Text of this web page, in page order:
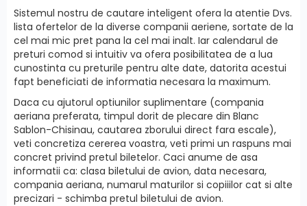
Sistemul nostru de cautare inteligent ofera la atentie Dvs.
lista ofertelor de la diverse companii aeriene, sortate de la
cel mai mic pret pana la cel mai inalt. Iar calendarul de
preturi comod si intuitiv va ofera posibilitatea de a lua
cunostinta cu preturile pentru alte date, datorita acestui
fapt beneficiati de informatia necesara la maximum.
Daca cu ajutorul optiunilor suplimentare (compania
aeriana preferata, timpul dorit de plecare din Blanc
Sablon-Chisinau, cautarea zborului direct fara escale),
veti concretiza cererea voastra, veti primi un raspuns mai
concret privind pretul biletelor. Caci anume de asa
informatii ca: clasa biletului de avion, data necesara,
compania aeriana, numarul maturilor si copiiilor cat si alte
precizari - schimba pretul biletului de avion.